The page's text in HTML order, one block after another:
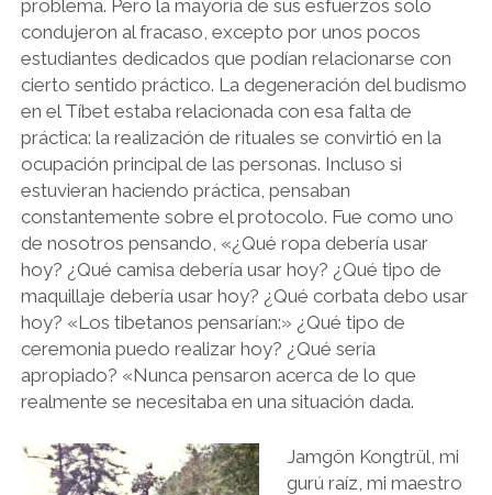
problema. Pero la mayoría de sus esfuerzos solo
condujeron al fracaso, excepto por unos pocos
estudiantes dedicados que podían relacionarse con
cierto sentido práctico. La degeneración del budismo
en el Tíbet estaba relacionada con esa falta de
práctica: la realización de rituales se convirtió en la
ocupación principal de las personas. Incluso si
estuvieran haciendo práctica, pensaban
constantemente sobre el protocolo. Fue como uno
de nosotros pensando, «¿Qué ropa debería usar
hoy? ¿Qué camisa debería usar hoy? ¿Qué tipo de
maquillaje debería usar hoy? ¿Qué corbata debo usar
hoy? «Los tibetanos pensarían:» ¿Qué tipo de
ceremonia puedo realizar hoy? ¿Qué sería
apropiado? «Nunca pensaron acerca de lo que
realmente se necesitaba en una situación dada.
Jamgön Kongtrül, mi
gurú raíz, mi maestro